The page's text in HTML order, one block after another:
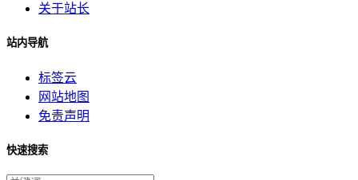
关于站长
站内导航
标签云
网站地图
免责声明
快速搜索